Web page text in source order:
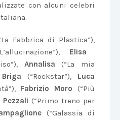
con alcuni celebri
Fabbrica di Plastica”),
Elisa
Annalisa(“La mia
(“Rockstar”),Luca
Fabrizio Moro(“Più
Pezzali (“Primo treno per
(“Galassia di